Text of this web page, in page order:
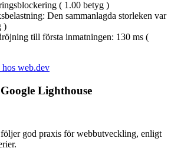
( 1.00 betyg )
Den sammanlagda storleken var
)
till första inmatningen: 130 ms (
web.dev
Lighthouse
god praxis för webbutveckling, enligt